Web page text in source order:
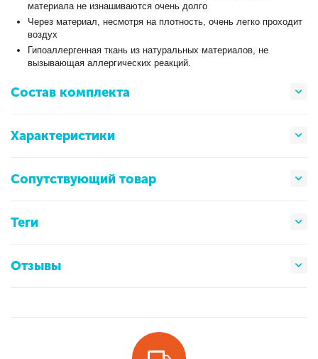
материала не изнашиваются очень долго
Через материал, несмотря на плотность, очень легко проходит
воздух
Гипоаллергенная ткань из натуральных материалов, не
вызывающая аллергических реакций.
Состав комплекта
Характеристики
Сопутствующий товар
Теги
Отзывы